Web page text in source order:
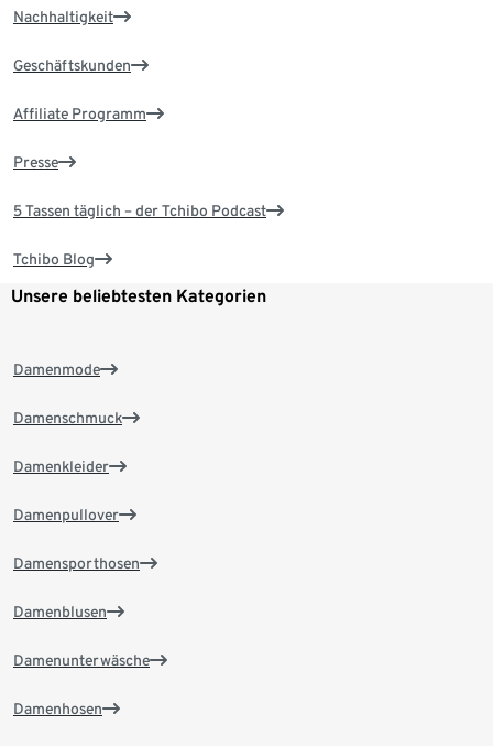
Nachhaltigkeit
Geschäftskunden
Affiliate Programm
Presse
5 Tassen täglich – der Tchibo Podcast
Tchibo Blog
Unsere beliebtesten Kategorien
Damenmode
Damenschmuck
Damenkleider
Damenpullover
Damensporthosen
Damenblusen
Damenunterwäsche
Damenhosen